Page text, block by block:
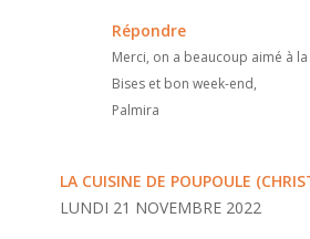
Répondre
Merci, on a beaucoup aimé à
Bises et bon week-end,
Palmira
LA CUISINE DE POUPOULE
LUNDI 21 NOVEMBRE 2022